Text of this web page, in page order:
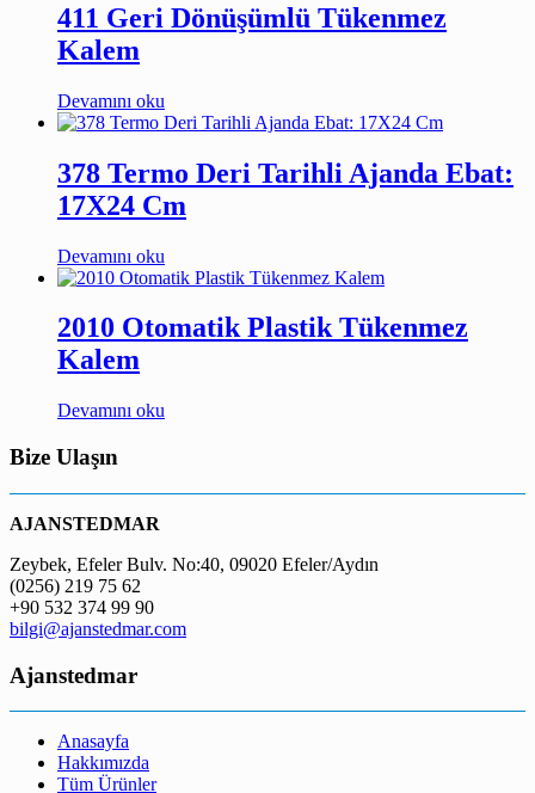
411 Geri Dönüşümlü Tükenmez
Kalem
Devamını oku
378 Termo Deri Tarihli Ajanda Ebat:
17X24 Cm
Devamını oku
2010 Otomatik Plastik Tükenmez
Kalem
Devamını oku
Bize Ulaşın
AJANSTEDMAR
Zeybek, Efeler Bulv. No:40, 09020 Efeler/Aydın
(0256) 219 75 62
+90 532 374 99 90
bilgi@ajanstedmar.com
Ajanstedmar
Anasayfa
Hakkımızda
Tüm Ürünler